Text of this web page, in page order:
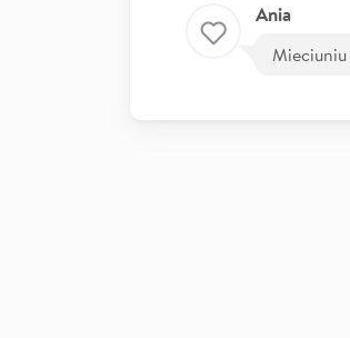
Ania